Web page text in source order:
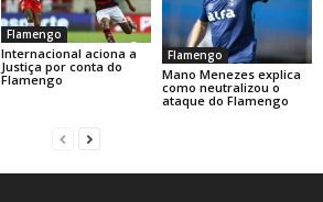
Flamengo
Internacional aciona a
Justiça por conta do
Flamengo
Flamengo
Mano Menezes explica
como neutralizou o
ataque do Flamengo